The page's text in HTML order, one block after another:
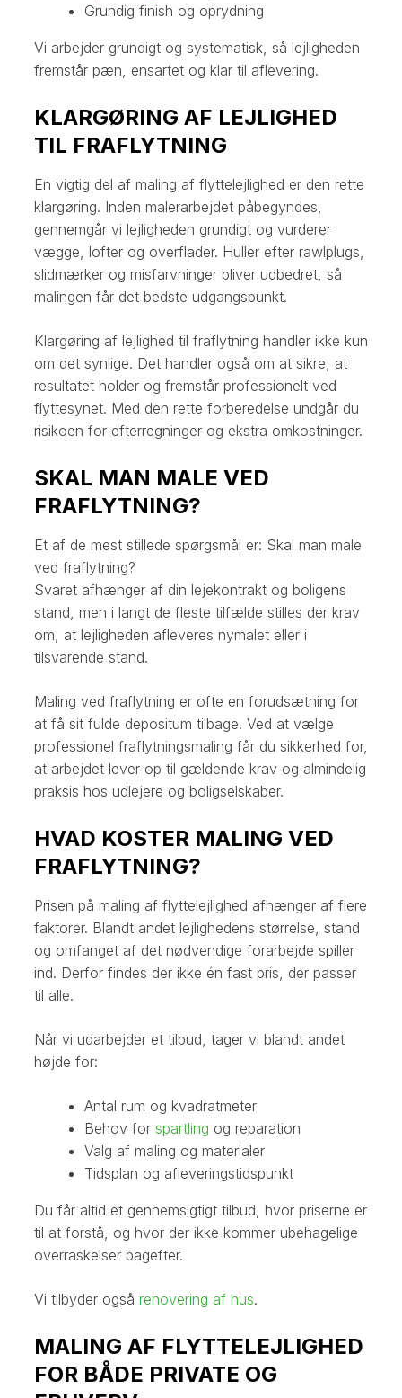
Grundig finish og oprydning
Vi arbejder grundigt og systematisk, så lejligheden
fremstår pæn, ensartet og klar til aflevering.
KLARGØRING AF LEJLIGHED
TIL FRAFLYTNING
En vigtig del af maling af flyttelejlighed er den rette
klargøring. Inden malerarbejdet påbegyndes,
gennemgår vi lejligheden grundigt og vurderer
vægge, lofter og overflader. Huller efter rawlplugs,
slidmærker og misfarvninger bliver udbedret, så
malingen får det bedste udgangspunkt.
Klargøring af lejlighed til fraflytning handler ikke kun
om det synlige. Det handler også om at sikre, at
resultatet holder og fremstår professionelt ved
flyttesynet. Med den rette forberedelse undgår du
risikoen for efterregninger og ekstra omkostninger.
SKAL MAN MALE VED
FRAFLYTNING?
Et af de mest stillede spørgsmål er: Skal man male
ved fraflytning?
Svaret afhænger af din lejekontrakt og boligens
stand, men i langt de fleste tilfælde stilles der krav
om, at lejligheden afleveres nymalet eller i
tilsvarende stand.
Maling ved fraflytning er ofte en forudsætning for
at få sit fulde depositum tilbage. Ved at vælge
professionel fraflytningsmaling får du sikkerhed for,
at arbejdet lever op til gældende krav og almindelig
praksis hos udlejere og boligselskaber.
HVAD KOSTER MALING VED
FRAFLYTNING?
Prisen på maling af flyttelejlighed afhænger af flere
faktorer. Blandt andet lejlighedens størrelse, stand
og omfanget af det nødvendige forarbejde spiller
ind. Derfor findes der ikke én fast pris, der passer
til alle.
Når vi udarbejder et tilbud, tager vi blandt andet
højde for:
Antal rum og kvadratmeter
Behov for spartling og reparation
Valg af maling og materialer
Tidsplan og afleveringstidspunkt
Du får altid et gennemsigtigt tilbud, hvor priserne er
til at forstå, og hvor der ikke kommer ubehagelige
overraskelser bagefter.
Vi tilbyder også renovering af hus.
MALING AF FLYTTELEJLIGHED
FOR BÅDE PRIVATE OG